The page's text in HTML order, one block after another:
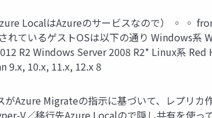
LocalはAzureのサービスなので） ◦ ◦
れているゲストOSは以下の通り Windows系
R2 Windows Server 2008 R2* Linux系 Red
9.x, 10.x, 11.x, 12.x 8
Azure Migrateの指示に基づいて、レプリカ